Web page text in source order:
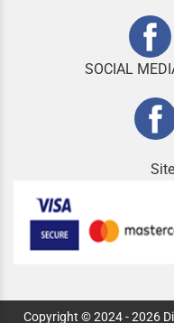
SOCIAL
Copyright © 2024 - 2026 Di